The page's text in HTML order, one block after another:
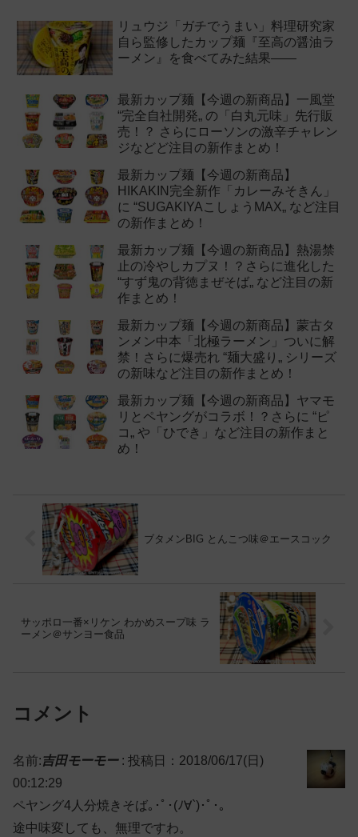
リュウジ「ガチでうまい」料理研究家
自ら監修したカップ麺『至高の醤油ラ
ーメン』を食べてみた結果——
最新カップ麺【今週の新商品】一風堂
“完全自社開発„ の「白丸元味」先行販
売！？ さらにローソンの激辛チャレン
ジなどど注目の新作まとめ！
最新カップ麺【今週の新商品】
HIKAKIN完全新作「カレーみそきん」
に “SUGAKIYAこしょうMAX„ など注目
の新作まとめ！
最新カップ麺【今週の新商品】熱湯禁
止の冷やしカプヌ！？さらに進化した
“すず鬼の背徳まぜそば„ など注目の新
作まとめ！
最新カップ麺【今週の新商品】蒙古タ
ンメン中本「北極ラーメン」ついに解
禁！さらに爆売れ “麺大盛り„ シリーズ
の新味など注目の新作まとめ！
最新カップ麺【今週の新商品】ヤマモ
リとペヤングがコラボ！？さらに “ピ
コ„ や「ひでき」など注目の新作まと
め！
ブタメンBIG とんこつ味＠エースコック
サッポロ一番×リケン わかめスープ味 ラ
ーメン＠サンヨー食品
コメント
名前:吉田モーモー: 投稿日：2018/06/17(日)
00:12:29
ペヤング4人分焼きそば｡･ﾟ･(ﾉ∀`)･ﾟ･｡
途中味変しても、無理ですわ。